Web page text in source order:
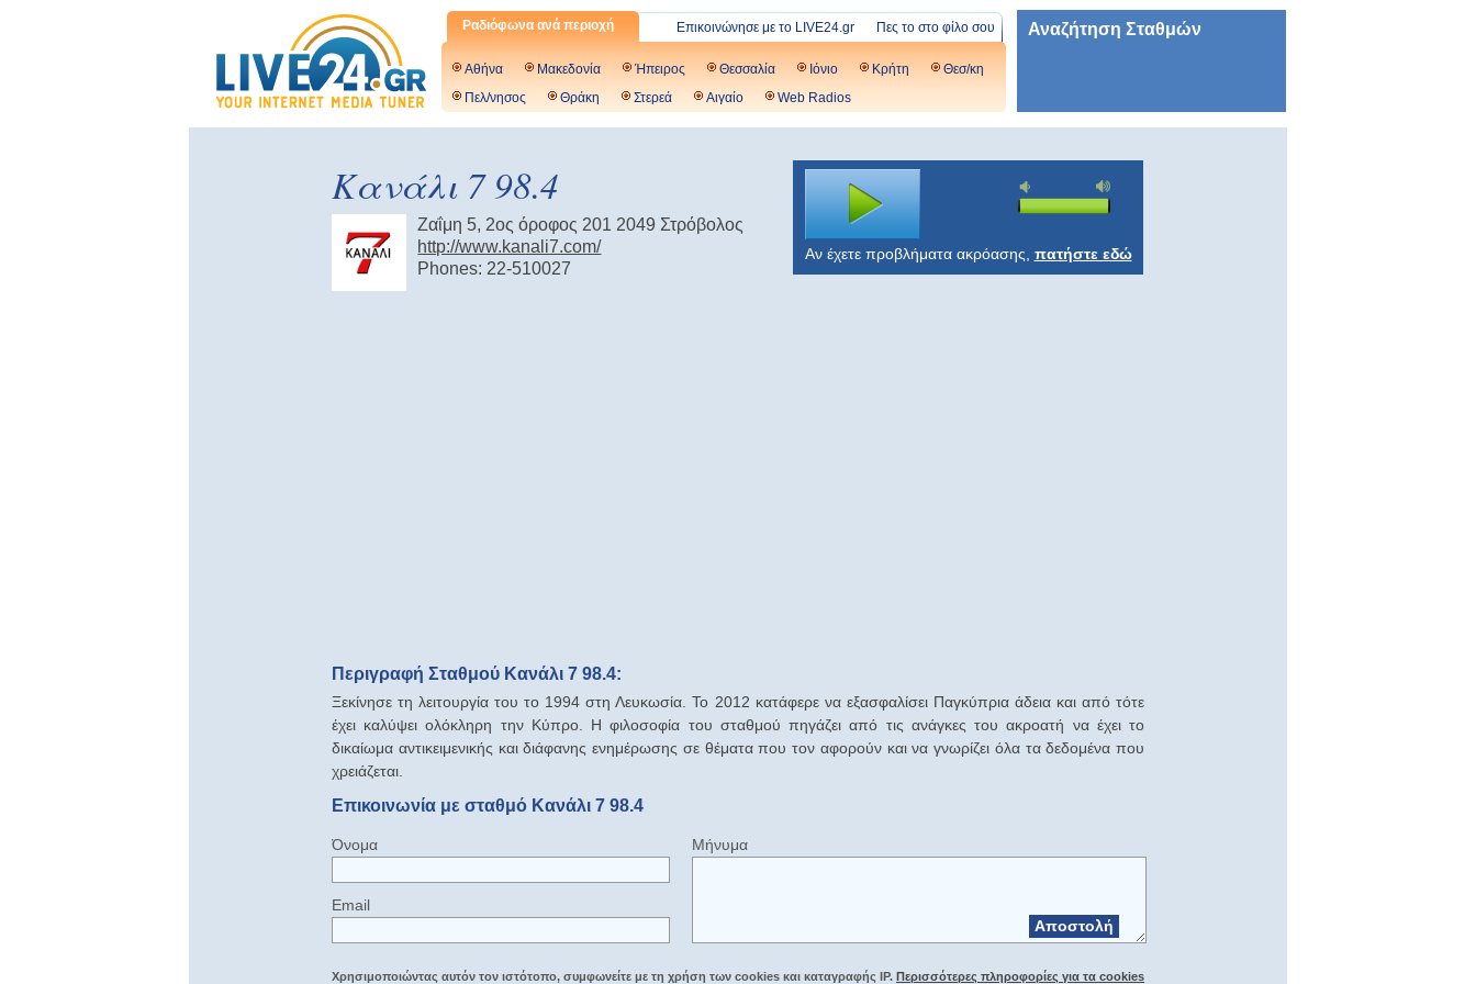
Ραδιόφωνα ανά περιοχή Πες το στο φίλο σου
Επικοινώνησε με το LIVE24.gr
Αθήνα Μακεδονία Ήπειρος Θεσσαλία Ιόνιο Κρήτη
Θεσ/κη
Πελ/νησος
Θράκη Στερεά Αιγαίο Web Radios
Αναζήτηση Σταθμών
Κανάλι 7 98.4
Ζαΐμη 5, 2ος όροφος 201 2049 Στρόβολος
http://www.kanali7.com/
Phones: 22-510027
Αν έχετε προβλήματα ακρόασης, πατήστε εδώ
Περιγραφή Σταθμού Κανάλι 7 98.4:
Ξεκίνησε τη λειτουργία του το 1994 στη Λευκωσία. Το 2012 κατάφερε να εξασφαλίσει Παγκύπρια άδεια και από τότε
έχει καλύψει ολόκληρη την Κύπρο. Η φιλοσοφία του σταθμού πηγάζει από τις ανάγκες του ακροατή να έχει το
δικαίωμα αντικειμενικής και διάφανης ενημέρωσης σε θέματα που τον αφορούν και να γνωρίζει όλα τα δεδομένα που
χρειάζεται.
Επικοινωνία με σταθμό Κανάλι 7 98.4
Όνομα
Email
Μήνυμα
Αποστολή
Χρησιμοποιώντας αυτόν τον ιστότοπο, συμφωνείτε με τη χρήση των cookies και καταγραφής IP. Περισσότερες πληροφορίες για τα cookies